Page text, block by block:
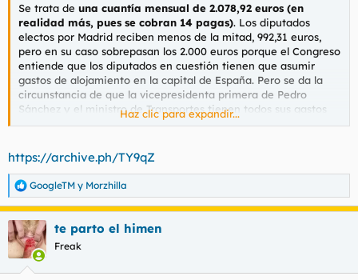
Se trata de una cuantía mensual de 2.078,92 euros (en
realidad más, pues se cobran 14 pagas). Los diputados
electos por Madrid reciben menos de la mitad, 992,31 euros,
pero en su caso sobrepasan los 2.000 euros porque el Congreso
entiende que los diputados en cuestión tienen que asumir
gastos de alojamiento en la capital de España. Pero se da la
circunstancia de que la vicepresidenta primera de Pedro
Sánchez y el ministro de Transportes tienen todos sus gastos
cubiertos como ministros. Ambos residen en casas propiedad
vivienda habilitada dentro de las dependencias del Ministerio
de Hacienda, mientras que
cerca del Congreso de los Diputados, como publicó ABC.
Haz clic para expandir...
https://archive.ph/TY9qZ
R
e
c
c
i
GoogleTM y Morzhilla
te parto el himen
Freak